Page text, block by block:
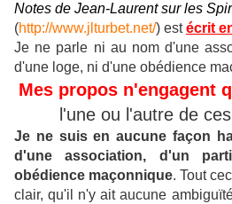
Notes de Jean-Laurent sur les
(http://www.jlturbet.net/) estécrit
Je ne parle ni au nom d'une
d'une loge, ni d'une obédience
Mes propos n'engagent
l'une ou l'autre de
Je ne suis en aucune façon
d'une association, d'un
obédience maçonnique.Tout
clair, qu'il n'y ait aucune